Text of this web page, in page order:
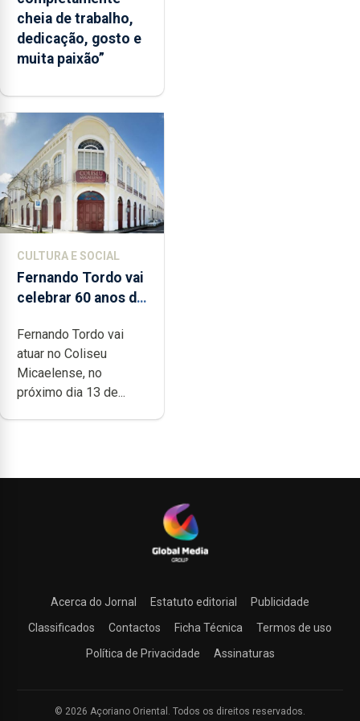
cheia de trabalho,
dedicação, gosto e
muita paixão”
CULTURA E SOCIAL
Fernando Tordo vai
celebrar 60 anos de
Micaelense
Fernando Tordo vai
atuar no Coliseu
Micaelense, no
próximo dia 13 de...
Acerca do Jornal Estatuto editorial
Publicidade
Classificados
Contactos Ficha Técnica
Termos de uso
Política de Privacidade
Assinaturas
© 2026 Açoriano Oriental. Todos os direitos reservados.